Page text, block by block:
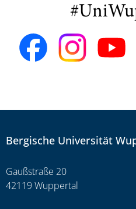
Bergische Universität
Gaußstraße 20
42119 Wuppertal